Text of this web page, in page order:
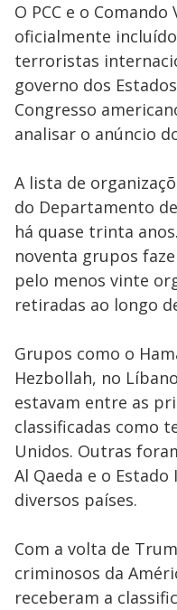
O PCC e o
oficialmente
terroristas
governo dos
Congresso
analisar o anúncio
A lista de
do Departamento
há quase trinta
noventa grupos
pelo menos vinte
retiradas ao longo
Grupos como o
Hezbollah, no
estavam entre as
classificadas como
Unidos. Outras
Al Qaeda e o
diversos países.
Com a volta de
criminosos da
receberam a